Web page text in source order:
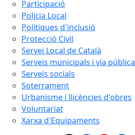
Participació
Policia Local
Polítiques d'inclusió
Protecció Civil
Servei Local de Català
Serveis municipals i via pública
Serveis socials
Soterrament
Urbanisme i llicències d'obres
Voluntariat
Xarxa d'Equipaments